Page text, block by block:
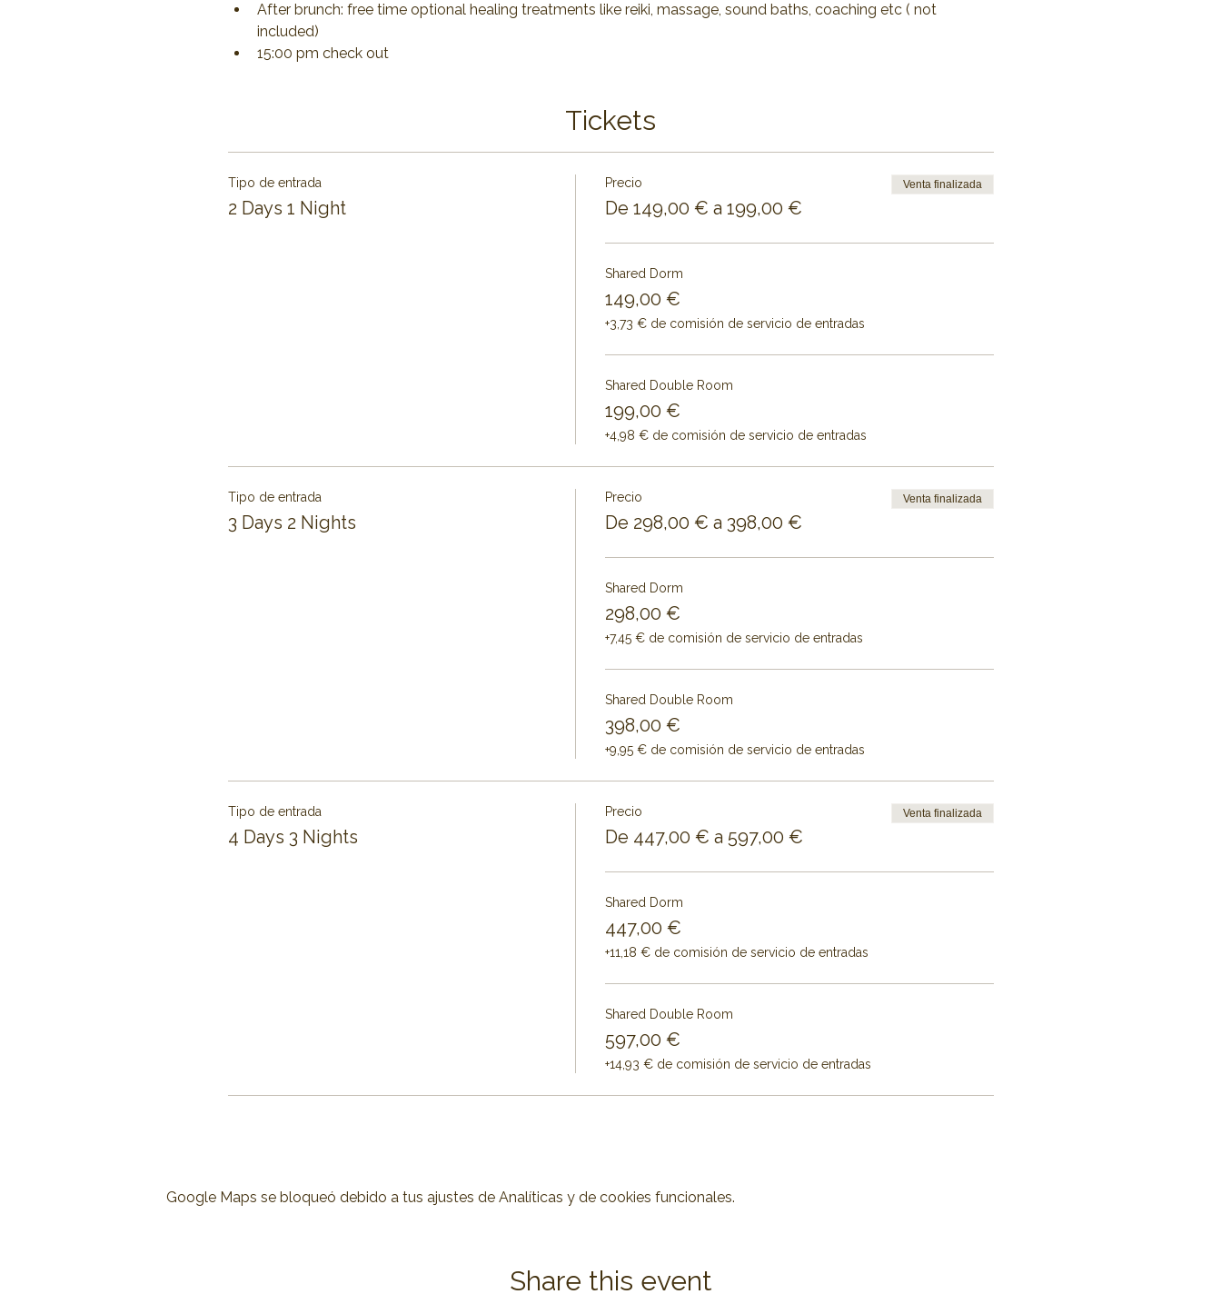
After brunch: free time optional healing treatments like reiki, massage, sound baths, coaching etc ( not
included)
15:00 pm check out
Tickets
Tipo de entrada
2 Days 1 Night
Precio
De 149,00 € a 199,00 €
Venta finalizada
Shared Dorm
149,00 €
+3,73 € de comisión de servicio de entradas
Shared Double Room
199,00 €
+4,98 € de comisión de servicio de entradas
Tipo de entrada
3 Days 2 Nights
Precio
De 298,00 € a 398,00 €
Venta finalizada
Shared Dorm
298,00 €
+7,45 € de comisión de servicio de entradas
Shared Double Room
398,00 €
+9,95 € de comisión de servicio de entradas
Tipo de entrada
4 Days 3 Nights
Precio
De 447,00 € a 597,00 €
Venta finalizada
Shared Dorm
447,00 €
+11,18 € de comisión de servicio de entradas
Shared Double Room
597,00 €
+14,93 € de comisión de servicio de entradas
Google Maps se bloqueó debido a tus ajustes de Analíticas y de cookies funcionales.
Share this event